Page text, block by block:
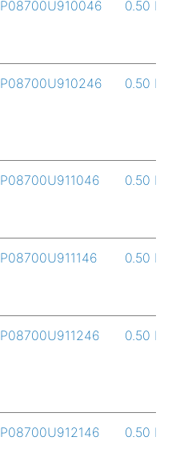
P08700U910046 0.50 L
P08700U910246 0.50 L
P08700U911046 0.50 L
P08700U911146 0.50 L
P08700U911246 0.50 L
P08700U912146 0.50 L